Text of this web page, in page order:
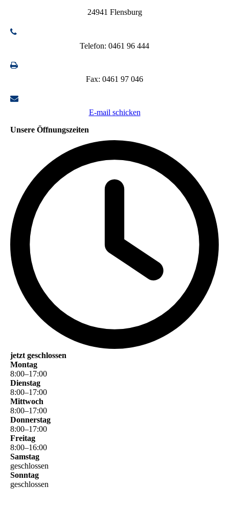
24941 Flensburg
Telefon: 0461 96 444
Fax: 0461 97 046
E-mail schicken
Unsere Öffnungszeiten
jetzt geschlossen
Montag
8:00–17:00
Dienstag
8:00–17:00
Mittwoch
8:00–17:00
Donnerstag
8:00–17:00
Freitag
8:00–16:00
Samstag
geschlossen
Sonntag
geschlossen